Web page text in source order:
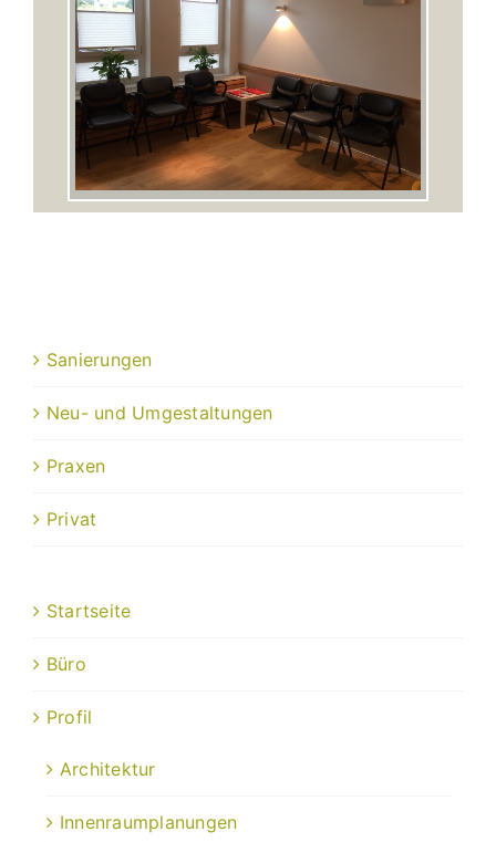
Sanierungen
Neu- und Umgestaltungen
Praxen
Privat
Startseite
Büro
Profil
Architektur
Innenraumplanungen